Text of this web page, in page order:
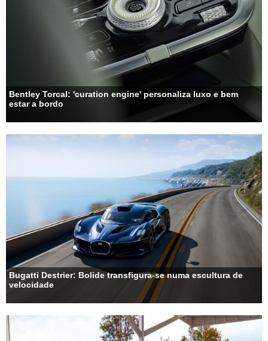
Bentley Torcal: 'curation engine' personaliza luxo e bem
estar a bordo
Bugatti Destrier: Bolide transfigura-se numa escultura de
velocidade